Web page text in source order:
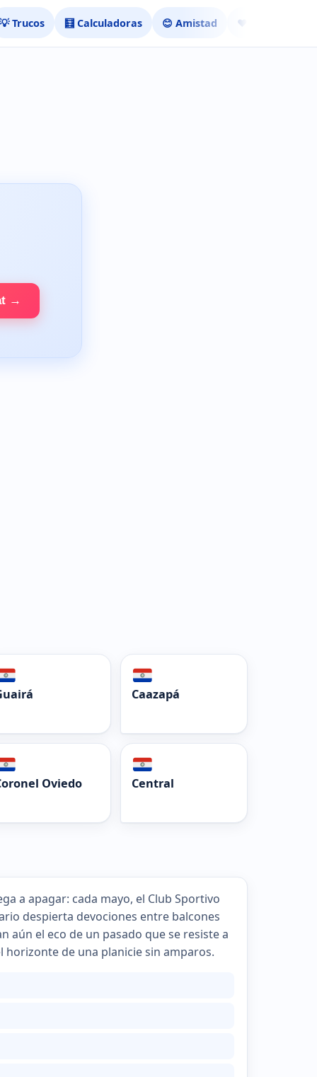
💡 Trucos 🧮 Calculadoras 😊 Amistad ❤️ Ligar
→
Caazapá
Oviedo Central
a apagar: cada mayo, el Club Sportivo
despierta devociones entre balcones
aún el eco de un pasado que se resiste a
horizonte de una planicie sin amparos.